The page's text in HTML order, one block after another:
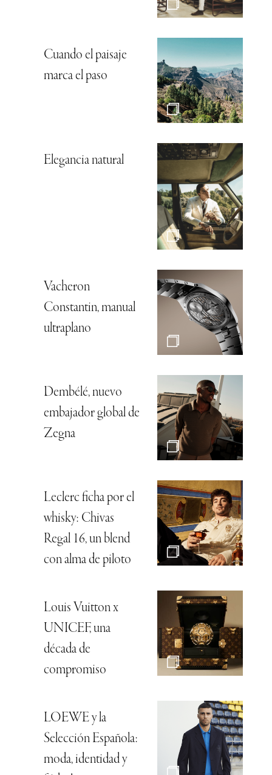
Cuando el paisaje
marca el paso
Elegancia natural
Vacheron
Constantin, manual
ultraplano
Dembélé, nuevo
embajador global de
Zegna
Leclerc ficha por el
whisky: Chivas
Regal 16, un blend
con alma de piloto
Louis Vuitton x
UNICEF, una
década de
compromiso
LOEWE y la
Selección Española:
moda, identidad y